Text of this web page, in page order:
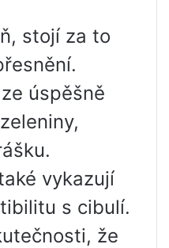
stojí za to
úspěšně
vykazují
s cibulí.
že